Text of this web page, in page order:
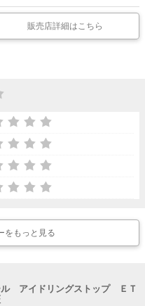
販売店詳細はこちら
をもっと見る
アイドリングストップ ＥＴ